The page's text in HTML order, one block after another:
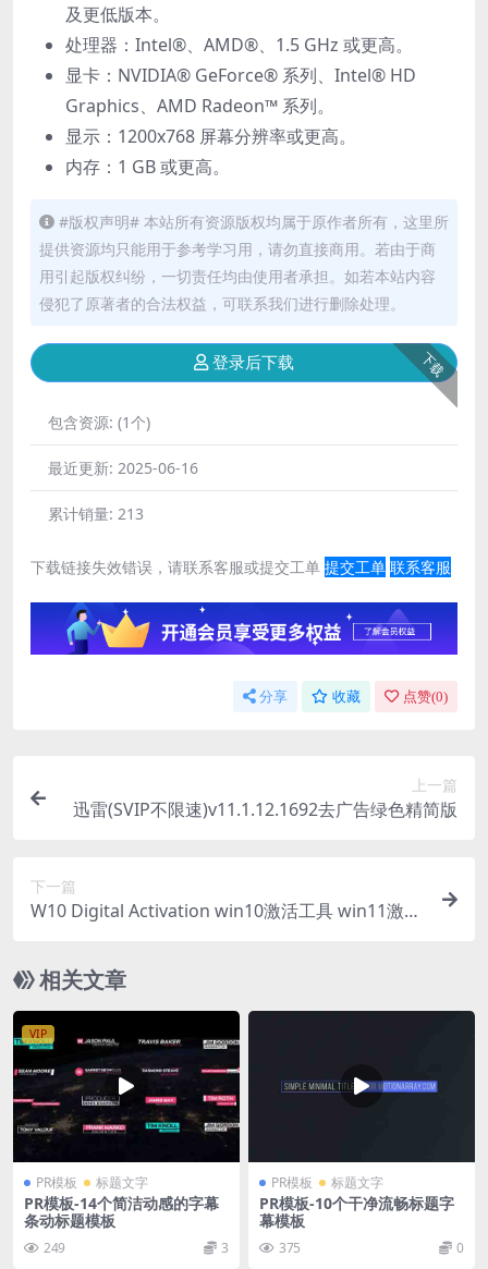
及更低版本。
处理器：Intel®、AMD®、1.5 GHz 或更高。
显卡：NVIDIA® GeForce® 系列、Intel® HD
Graphics、AMD Radeon™ 系列。
显示：1200x768 屏幕分辨率或更高。
内存：1 GB 或更高。
#版权声明# 本站所有资源版权均属于原作者所有，这里所
提供资源均只能用于参考学习用，请勿直接商用。若由于商
用引起版权纠纷，一切责任均由使用者承担。如若本站内容
侵犯了原著者的合法权益，可联系我们进行删除处理。
下载
登录后下载
包含资源: (1个)
最近更新: 2025-06-16
累计销量: 213
下载链接失效错误，请联系客服或提交工单 提交工单 联系客服
分享 收藏 点赞(0)
上一篇
迅雷(SVIP不限速)v11.1.12.1692去广告绿色精简版
下一篇
W10 Digital Activation win10激活工具 win11激活
相关文章
VIP
PR模板 标题文字
PR模板-14个简洁动感的字幕
条动标题模板
249 3
PR模板 标题文字
PR模板-10个干净流畅标题字
幕模板
375 0